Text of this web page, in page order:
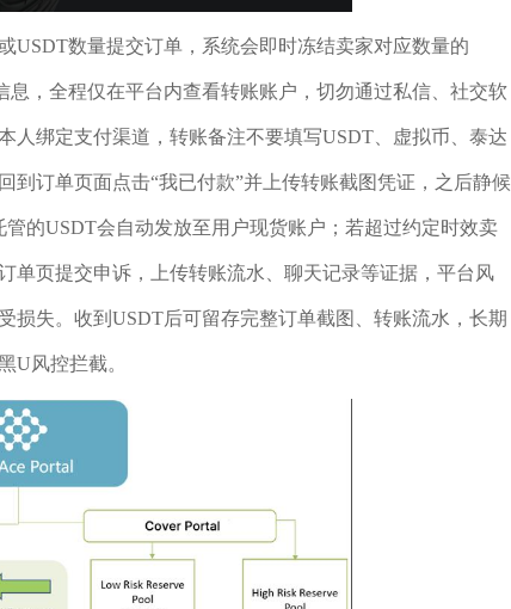
USDT数量提交订单，系统会即时冻结卖家对应数量的
，全程仅在平台内查看转账账户，切勿通过私信、社交软
人绑定支付渠道，转账备注不要填写USDT、虚拟币、泰达
订单页面点击“我已付款”并上传转账截图凭证，之后静候
的USDT会自动发放至用户现货账户；若超过约定时效卖
单页提交申诉，上传转账流水、聊天记录等证据，平台风
损失。收到USDT后可留存完整订单截图、转账流水，长期
U风控拦截。